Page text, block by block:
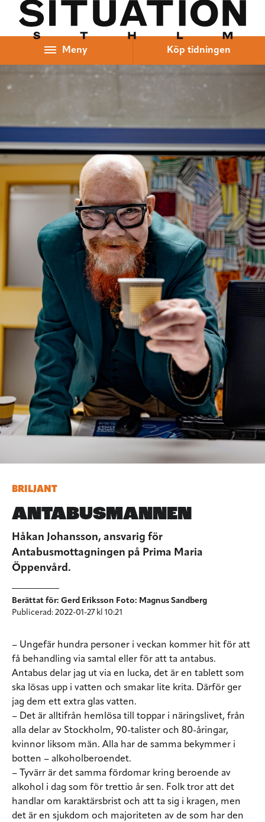
Hoppa till innehåll
Meny Köp tidningen
BRILJANT
ANTABUSMANNEN
Håkan Johansson, ansvarig för
Antabusmottagningen på Prima Maria
Öppenvård.
Berättat för: Gerd Eriksson Foto: Magnus Sandberg
Publicerad: 2022-01-27 kl 10:21
– Ungefär hundra personer i veckan kommer hit för att
få behandling via samtal eller för att ta antabus.
Antabus delar jag ut via en lucka, det är en tablett som
ska lösas upp i vatten och smakar lite krita. Därför ger
jag dem ett extra glas vatten.
– Det är alltifrån hemlösa till toppar i näringslivet, från
alla delar av Stockholm, 90-talister och 80-åringar,
kvinnor liksom män. Alla har de samma bekymmer i
botten – alkoholberoendet.
– Tyvärr är det samma fördomar kring beroende av
alkohol i dag som för trettio år sen. Folk tror att det
handlar om karaktärsbrist och att ta sig i kragen, men
det är en sjukdom och majoriteten av de som har den